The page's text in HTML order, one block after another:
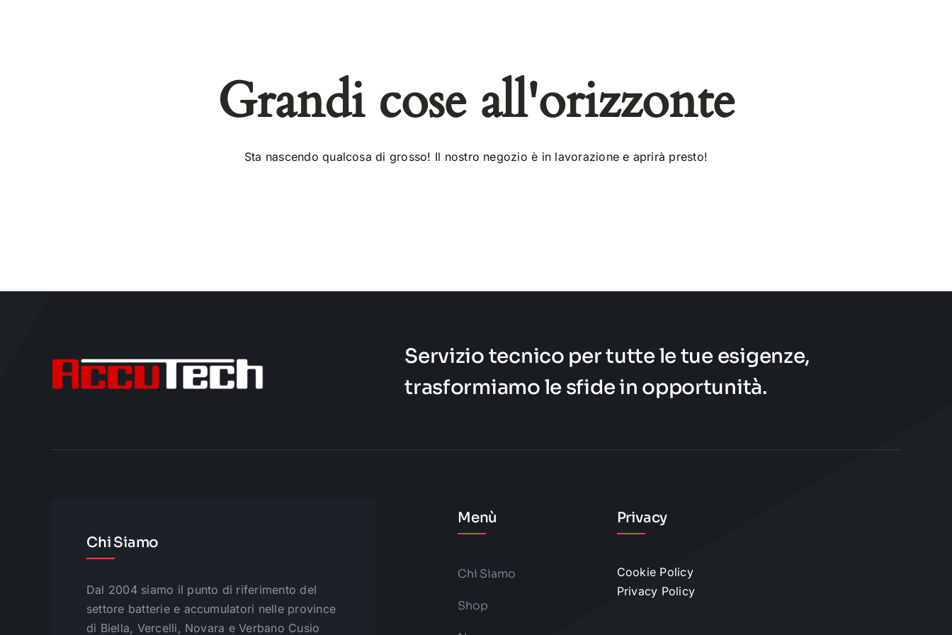
Grandi cose all'orizzonte
Sta nascendo qualcosa di grosso! Il nostro negozio è in lavorazione e aprirà presto!
Servizio tecnico per tutte le tue esigenze,
trasformiamo le sfide in opportunità.
Chi Siamo
Dal 2004 siamo il punto di riferimento del
settore batterie e accumulatori nelle province
di Biella, Vercelli, Novara e Verbano Cusio
Menù
Chi Siamo
Shop
Privacy
Cookie Policy
Privacy Policy